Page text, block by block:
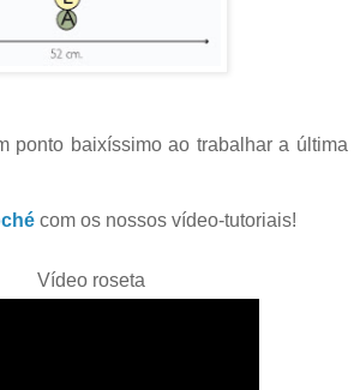
ponto baixíssimo ao trabalhar a última
com os nossos vídeo-tutoriais!
Vídeo roseta